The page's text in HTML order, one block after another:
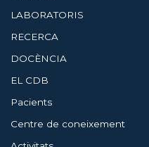
LABORATORIS
RECERCA
DOCÈNCIA
EL CDB
Pacients
Centre de coneixement